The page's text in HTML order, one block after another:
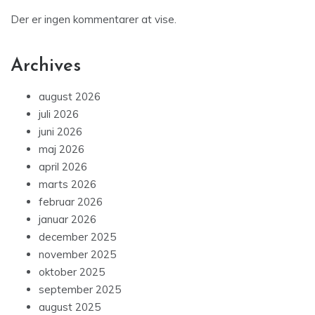
Der er ingen kommentarer at vise.
Archives
august 2026
juli 2026
juni 2026
maj 2026
april 2026
marts 2026
februar 2026
januar 2026
december 2025
november 2025
oktober 2025
september 2025
august 2025